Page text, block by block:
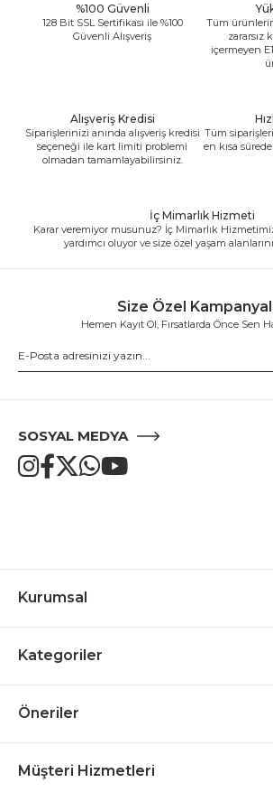
%100 Güvenli
128 Bit SSL Sertifikası ile %100
Güvenli Alışveriş
Tüm
zararsız
içermeyen
Alışveriş Kredisi
Siparişlerinizi anında alışveriş kredisi
seçeneği ile kart limiti problemi
olmadan tamamlayabilirsiniz.
Tüm
en kısa
İç Mimarlık Hizmeti
Karar veremiyor musunuz? İç Mimarlık
yardımcı oluyor ve size özel yaşam
Size Özel
Hemen Kayıt Ol, Fırsatlarda Önce Sen
SOSYAL MEDYA
Kurumsal
Kategoriler
Öneriler
Müşteri Hizmetleri